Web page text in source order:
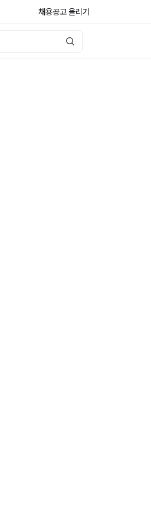
채용공고 올리기